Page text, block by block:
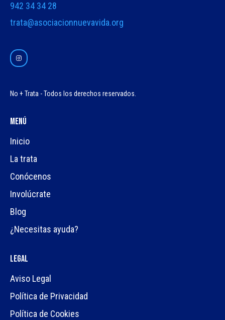
942 34 34 28
trata@asociacionnuevavida.org
No + Trata - Todos los derechos reservados.
Menú
Inicio
La trata
Conócenos
Involúcrate
Blog
¿Necesitas ayuda?
Legal
Aviso Legal
Política de Privacidad
Política de Cookies